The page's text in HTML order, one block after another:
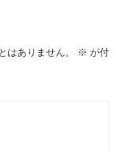
はありません。 ※ が付